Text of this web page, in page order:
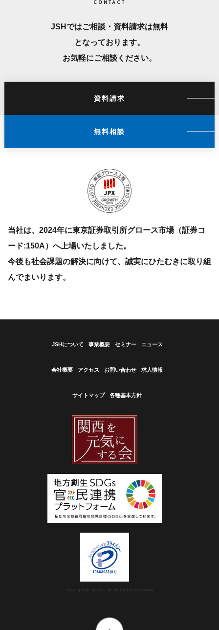
CONTACT
JSHではご相談・資料請求は無料
となっております。
お気軽にご相談ください。
資料請求
無料相談
当社は、2024年に東京証券取引所グロース市場（証券コ
ード:150A）へ上場いたしました。
今後も社会課題の解決に向けて、誠実にひたむきに取り組
んでまいります。
JSHについて 事業概要 セミナー ニュース
会社概要 アクセス お問い合わせ 求人情報
サイトマップ 各種基本方針
copyright © JSH Co., Ltd. All Rights Reserved